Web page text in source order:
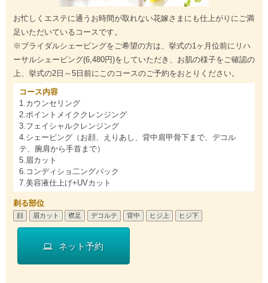
お忙しくエステに通うお時間が取れない花嫁さまにも仕上がりにご満
足いただいているコースです。
※ブライダルシェービングをご希望の方は、挙式の1ヶ月位前にリハ
ーサルシェービング(6,480円)をしていただき、お肌の様子をご確認の
上、挙式の2日～5日前にこのコースのご予約をおとりください。
コース内容
1.カウンセリング
2.ポイントメイククレンジング
3.フェイシャルクレンジング
4.シェービング（お顔、えりあし、背中肩甲骨下まで、デコル
テ、腕肩から手首まで）
5.眉カット
6.コンディショ二ングパック
7.美容液仕上げ+UVカット
剃る部位
顔 眉カット 襟足 デコルテ 背中 ヒジ上 ヒジ下
ネット予約